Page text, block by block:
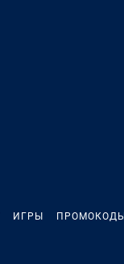
ИГРЫ ПРОМОКОДЫ